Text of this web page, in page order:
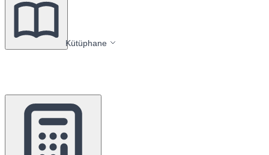
Kütüphane